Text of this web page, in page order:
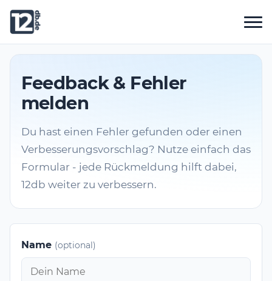
Feedback & Fehler
melden
Du hast einen Fehler gefunden oder einen
Verbesserungsvorschlag? Nutze einfach das
Formular - jede Rückmeldung hilft dabei,
12db weiter zu verbessern.
Name (optional)